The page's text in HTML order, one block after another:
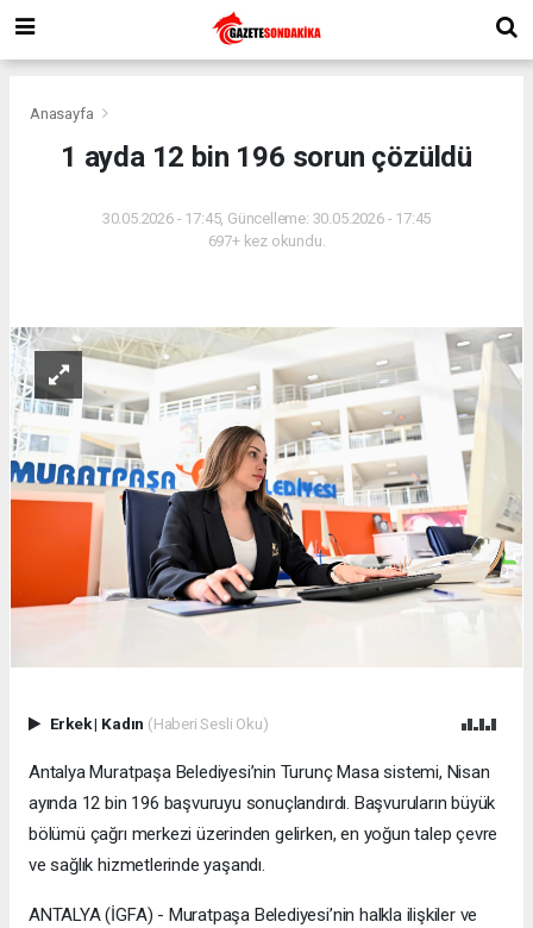
Anasayfa
1 ayda 12 bin 196 sorun çözüldü
30.05.2026 - 17:45, Güncelleme: 30.05.2026 - 17:45
697+ kez okundu.
Erkek| Kadın (Haberi Sesli Oku)
Antalya Muratpaşa Belediyesi’nin Turunç Masa sistemi, Nisan
ayında 12 bin 196 başvuruyu sonuçlandırdı. Başvuruların büyük
bölümü çağrı merkezi üzerinden gelirken, en yoğun talep çevre
ve sağlık hizmetlerinde yaşandı.
ANTALYA (İGFA) - Muratpaşa Belediyesi’nin halkla ilişkiler ve